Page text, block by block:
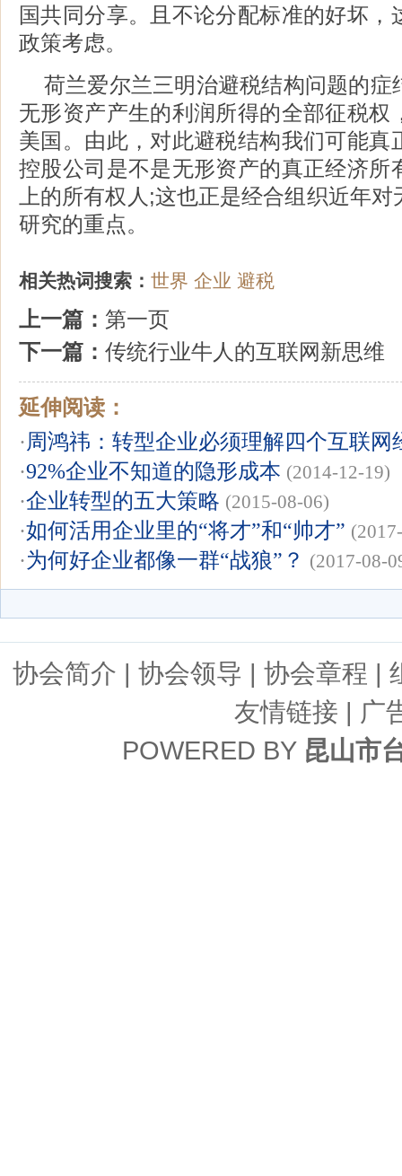
国共同分享。且不论分配标准的好坏，
政策考虑。
荷兰爱尔兰三明治避税结构问题的症
无形资产产生的利润所得的全部征税权
美国。由此，对此避税结构我们可能真
控股公司是不是无形资产的真正经济所
上的所有权人;这也正是经合组织近年
研究的重点。
相关热词搜索： 世界 企业 避税
上一篇： 第一页
下一篇： 传统行业牛人的互联网新思维
延伸阅读：
·周鸿祎：转型企业必须理解四个互联网
·92%企业不知道的隐形成本 (2014-12-19)
·企业转型的五大策略 (2015-08-06)
·如何活用企业里的“将才”和“帅才”
·为何好企业都像一群“战狼”？ (2017-08-
协会简介 | 协会领导 | 协会章程 |
友情链接 | 广
POWERED BY 昆山市